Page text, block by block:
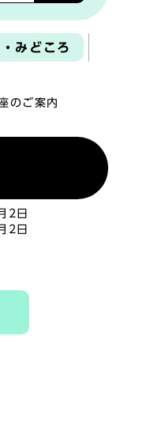
みどころ
のご案内
2日
2日